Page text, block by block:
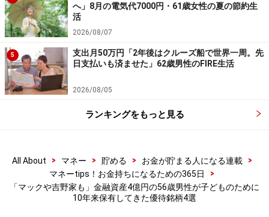
※記事内容は執筆時点のものです。最新の内容をご確認くださ
い。
本記事の内容は一般的な情報提供を目的としており、特定の金融
商品や投資行動を推奨するものではありません。
投資や資産運用に関する最終的なご判断はご自身の責任において
行ってください。
掲載情報の正確性・完全性については十分に配慮しております
が、その内容を保証するものではなく、これに基づく損失・損害
などについて当社は一切の責任を負いません。
【編集部からのお知らせ】
・「家計」について、アンケート（2026/8/31まで）
中です！
※抽選で20名にAmazonギフト券1000円分プレゼント
へ」8月の電気代7000円・61歳女性の夏の節約生
活
2026/08/07
5
支出月50万円「2年後はクルーズ船で世界一周。先
日支払いも済ませた」62歳男性のFIRE生活
2026/08/05
ランキングをもっと見る
All About > マネー > 貯める > お金が貯まる人になる連載
>
マネーtips！お金持ちになるための365日
>
「マックや吉野家も」金融資産4億円の56歳男性が子どものために
10年来保有してきた優待銘柄4選